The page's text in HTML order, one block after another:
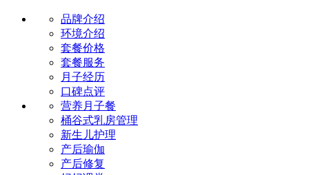
品牌介绍
环境介绍
套餐价格
套餐服务
月子经历
口碑点评
营养月子餐
桶谷式乳房管理
新生儿护理
产后瑜伽
产后修复